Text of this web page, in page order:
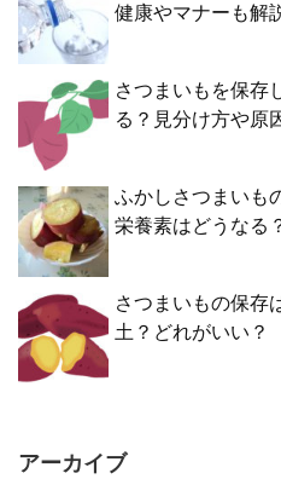
健康やマナーも解
さつまいもを保存
る？見分け方や原
ふかしさつまいも
栄養素はどうなる
さつまいもの保存
土？どれがいい？
アーカイブ